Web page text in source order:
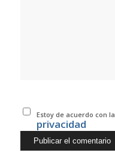
Estoy de acuerdo con la
privacidad